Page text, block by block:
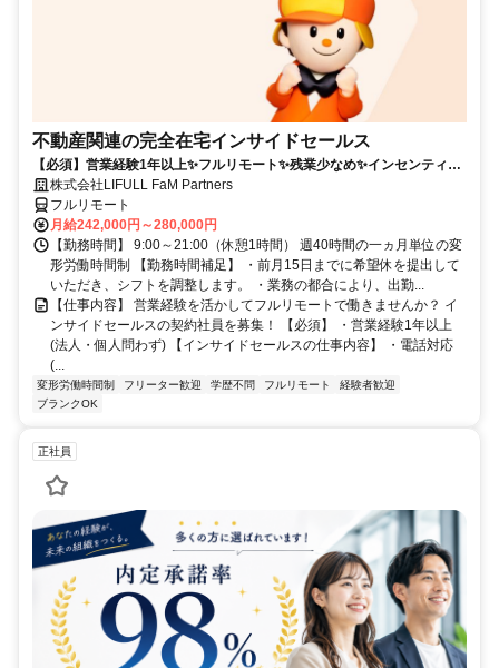
不動産関連の完全在宅インサイドセールス
【必須】営業経験1年以上✨フルリモート✨残業少なめ✨インセンティブ
有 株式会社LIFULL FaM Partners
フルリモート
月給242,000円～280,000円
【勤務時間】 9:00～21:00（休憩1時間） 週40時間の一ヵ月単位の変
形労働時間制 【勤務時間補足】 ・前月15日までに希望休を提出して
いただき、シフトを調整します。 ・業務の都合により、出勤...
【仕事内容】 営業経験を活かしてフルリモートで働きませんか？ イ
ンサイドセールスの契約社員を募集！ 【必須】 ・営業経験1年以上
(法人・個人問わず) 【インサイドセールスの仕事内容】 ・電話対応
(...
変形労働時間制 フリーター歓迎 学歴不問 フルリモート
経験者歓迎
ブランクOK
正社員